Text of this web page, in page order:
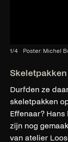
1/4 Poster: Michel
Skeletpakken
Durfden ze
skeletpakken
Effenaar? Hans
zijn nog
van atelier